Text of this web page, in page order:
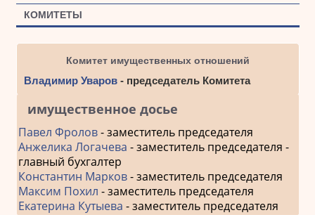
КОМИТЕТЫ
Комитет имущественных отношений
Владимир Уваров- председатель Комитета
имущественное досье
Павел Фролов- заместитель председателя
Анжелика Логачева - заместитель председателя -
главный бухгалтер
Константин Марков- заместитель председателя
Максим Похил - заместитель председателя
Екатерина Кутыева - заместитель председателя